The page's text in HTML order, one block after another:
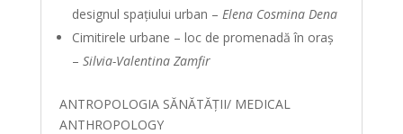
designul spaţiului urban – Elena Cosmina Dena
Cimitirele urbane – loc de promenadă în oraş
– Silvia-Valentina Zamfir
ANTROPOLOGIA SĂNĂTĂȚII/ MEDICAL
ANTHROPOLOGY